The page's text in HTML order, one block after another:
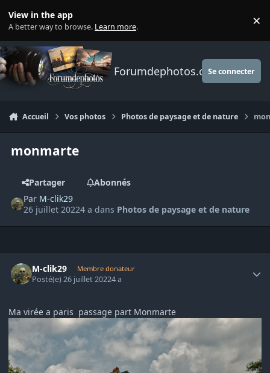
View in the app
A better way to browse. Learn more. ×
Forumdephotos.comSe connecter
Accueil Vos photos Photos de paysage et de nature
monmarte
Partager
Abonnés
Par M-clik29
26 juillet 20224 a dans Photos de paysage et de nature
M-clik29 Membre donateur
Posté(e)26 juillet 20224 a
Ma virée a paris passage part Monmarte